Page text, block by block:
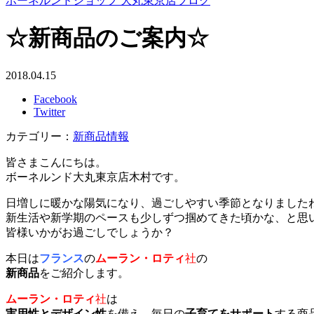
☆新商品のご案内☆
2018.04.15
Facebook
Twitter
カテゴリー： 新商品情報
皆さまこんにちは。
ボーネルンド大丸東京店木村です。
日増しに暖かな陽気になり、過ごしやすい季節となりました
新生活や新学期のペースも少しずつ掴めてきた頃かな、と思
皆様いかがお過ごしでしょうか？
本日はフランスのムーラン・ロティ社の
新商品をご紹介します。
ムーラン・ロティ社は